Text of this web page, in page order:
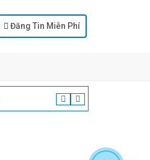
Đăng Tin Miễn Phí